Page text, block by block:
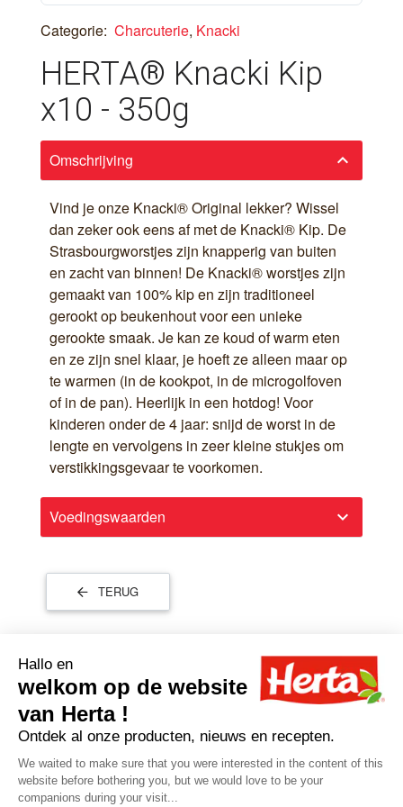
Categorie: Charcuterie, Knacki
HERTA® Knacki Kip
x10 - 350g
Omschrijving keyboard_arrow_down
Vind je onze Knacki® Original lekker? Wissel
dan zeker ook eens af met de Knacki® Kip. De
Strasbourgworstjes zijn knapperig van buiten
en zacht van binnen! De Knacki® worstjes zijn
gemaakt van 100% kip en zijn traditioneel
gerookt op beukenhout voor een unieke
gerookte smaak. Je kan ze koud of warm eten
en ze zijn snel klaar, je hoeft ze alleen maar op
te warmen (in de kookpot, in de microgolfoven
of in de pan). Heerlijk in een hotdog! Voor
kinderen onder de 4 jaar: snijd de worst in de
lengte en vervolgens in zeer kleine stukjes om
verstikkingsgevaar te voorkomen.
Voedingswaarden keyboard_arrow_down
TERUG
©Reg. Herta